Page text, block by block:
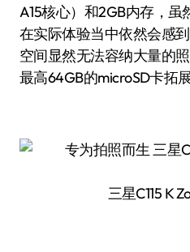
A15核心）和2GB内存，
在实际体验当中依然会感
空间显然无法容纳大量的
最高64GB的microSD卡拓展
三星C115 K